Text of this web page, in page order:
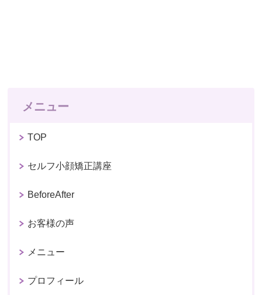
メニュー
TOP
セルフ小顔矯正講座
BeforeAfter
お客様の声
メニュー
プロフィール